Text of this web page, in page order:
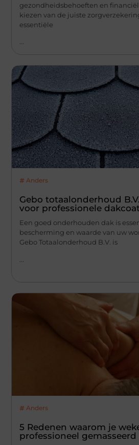
gezondheidsbehoeften en
kiezen van de juiste
essentiële
Anders
Gebo totaalonderhoud
voor professionele
Een goed onderhouden dak is
bescherming en waarde van uw
Gebo Totaalonderhoud B.V. is
Anders
5 Redenen waarom je
professioneel